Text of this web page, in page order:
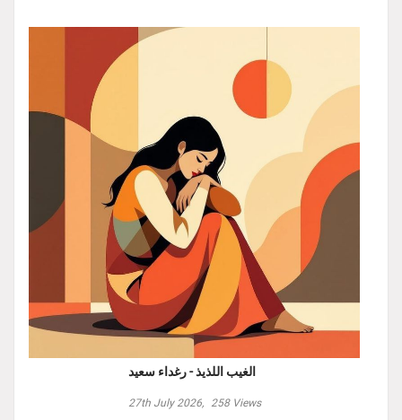
الغيب اللذيذ - رغداء سعيد
27th July 2026, 258Views